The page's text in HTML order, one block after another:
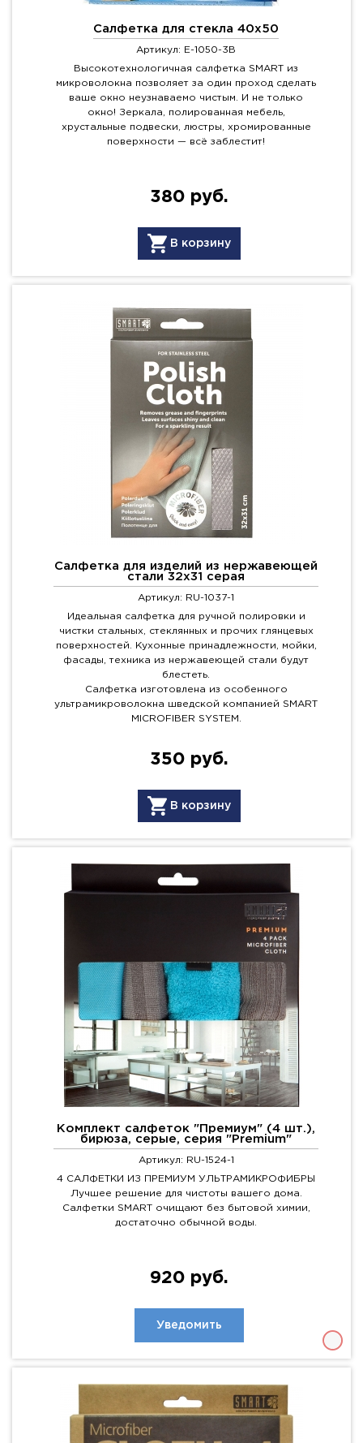
Салфетка для стекла 40x50
Артикул: E-1050-3B
Высокотехнологичная салфетка SMART из
микроволокна позволяет за один проход сделать
ваше окно неузнаваемо чистым. И не только
окно! Зеркала, полированная мебель,
хрустальные подвески, люстры, хромированные
поверхности — всё заблестит!
380 руб.
В корзину
Салфетка для изделий из нержавеющей
стали 32х31 серая
Артикул: RU-1037-1
Идеальная салфетка для ручной полировки и
чистки стальных, стеклянных и прочих глянцевых
поверхностей. Кухонные принадлежности, мойки,
фасады, техника из нержавеющей стали будут
блестеть.
Салфетка изготовлена из особенного
ультрамикроволокна шведской компанией SMART
MICROFIBER SYSTEM.
350 руб.
В корзину
Комплект салфеток "Премиум" (4 шт.),
бирюза, серые, серия "Premium"
Артикул: RU-1524-1
4 САЛФЕТКИ ИЗ ПРЕМИУМ УЛЬТРАМИКРОФИБРЫ
Лучшее решение для чистоты вашего дома.
Салфетки SMART очищают без бытовой химии,
достаточно обычной воды.
920 руб.
Уведомить